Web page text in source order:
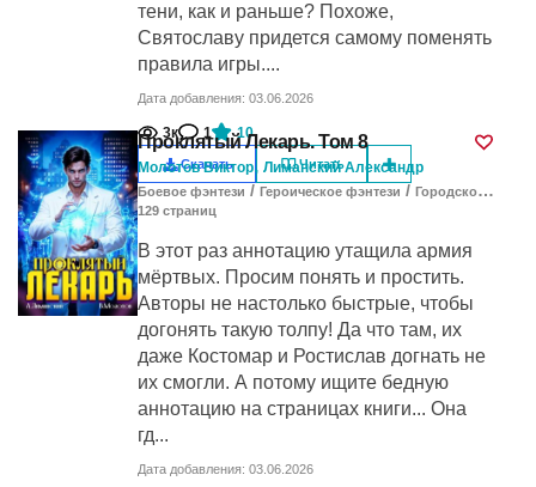
тени, как и раньше? Похоже,
Святославу придется самому поменять
правила игры....
Дата добавления: 03.06.2026
3к 1 10
Скачать Читать
Проклятый Лекарь. Том 8
Молотов Виктор, Лиманский Александр
Боевое фэнтези / Героическое фэнтези / Городское фэнтези
129 cтраниц
В этот раз аннотацию утащила армия
мёртвых. Просим понять и простить.
Авторы не настолько быстрые, чтобы
догонять такую толпу! Да что там, их
даже Костомар и Ростислав догнать не
их смогли. А потому ищите бедную
аннотацию на страницах книги... Она
гд...
Дата добавления: 03.06.2026